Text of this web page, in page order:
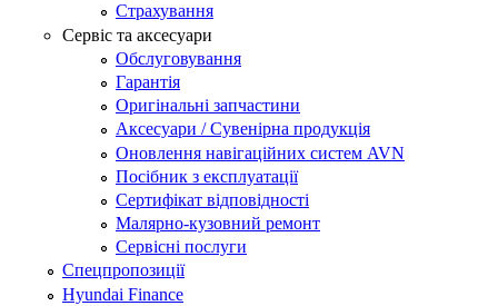
Страхування
Сервіс та аксесуари
Обслуговування
Гарантія
Оригінальні запчастини
Аксесуари / Сувенірна продукція
Оновлення навігаційних систем AVN
Посібник з експлуатації
Сертифікат відповідності
Малярно-кузовний ремонт
Сервісні послуги
Спецпропозиції
Hyundai Finance